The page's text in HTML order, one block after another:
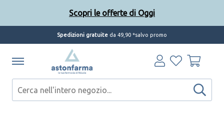
Spedizioni gratuite da 49,90 *salvo promo
Scopri le offerte di Oggi
Scopri le offerte di Oggi